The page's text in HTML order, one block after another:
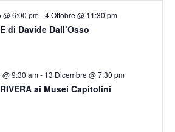
@ 6:00 pm-4 Ottobre @ 11:30 pm
di Davide Dall’Osso
9:30 am- 13 Dicembre @ 7:30 pm
ai Musei Capitolini